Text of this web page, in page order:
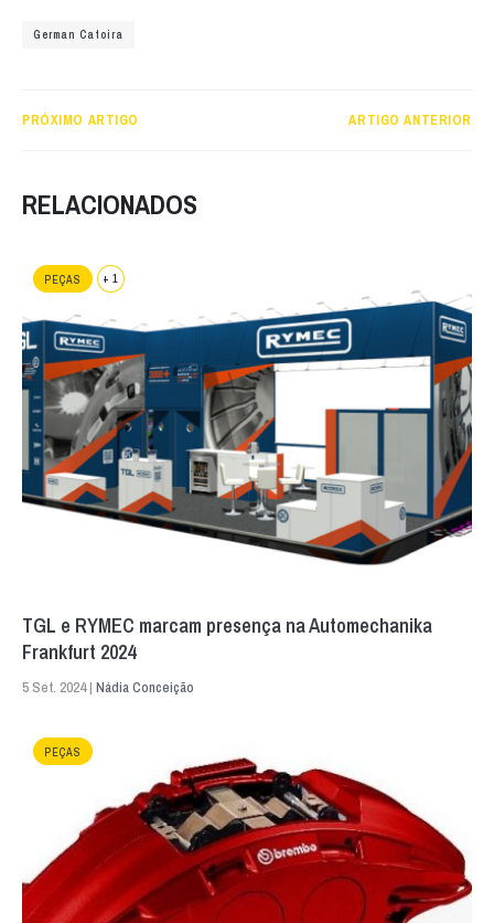
German Catoira
PRÓXIMO ARTIGO ARTIGO ANTERIOR
RELACIONADOS
PEÇAS + 1
TGL e RYMEC marcam presença na Automechanika
Frankfurt 2024
5 Set. 2024 | Nádia Conceição
PEÇAS